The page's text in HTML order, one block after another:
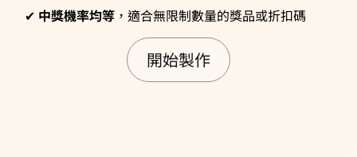
中獎機率均等 ，適合無限制數量的獎品或折扣碼
開始製作